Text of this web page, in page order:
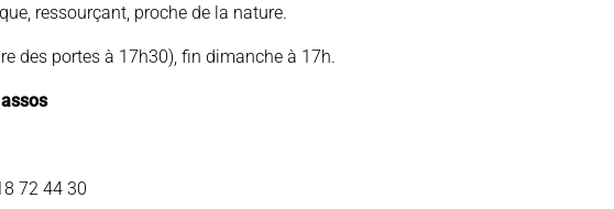
ressourçant, proche de la nature.
des portes à 17h30), fin dimanche à 17h.
72 44 30